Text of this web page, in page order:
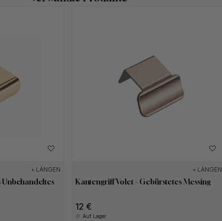
+ LÄNGEN + LÄNGEN
Kantengriff Volet - Gebürstetes Messing
12
Auf Lager